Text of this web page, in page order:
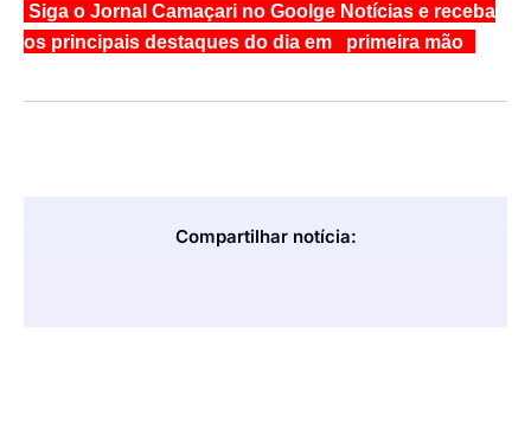
Siga o Jornal Camaçari no Goolge Notícias e receba
os principais destaques do dia em primeira mão
Compartilhar notícia: